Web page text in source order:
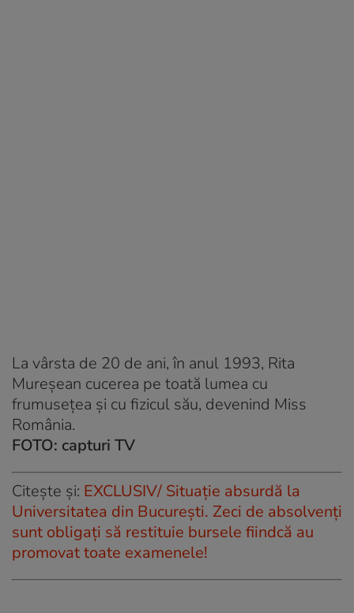
La vârsta de 20 de ani, în anul 1993, Rita
Mureșean cucerea pe toată lumea cu
frumusețea și cu fizicul său, devenind Miss
România.
FOTO: capturi TV
Citește și: EXCLUSIV/ Situație absurdă la
Universitatea din București. Zeci de absolvenţi
sunt obligaţi să restituie bursele fiindcă au
promovat toate examenele!